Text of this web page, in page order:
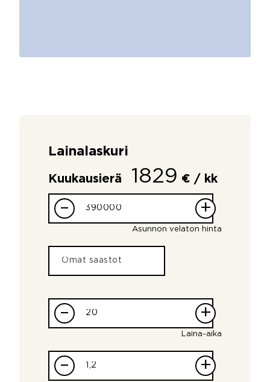
Lainalaskuri
Kuukausierä 1829 € / kk
– +
Asunnon velaton hinta
– +
Laina-aika
– +